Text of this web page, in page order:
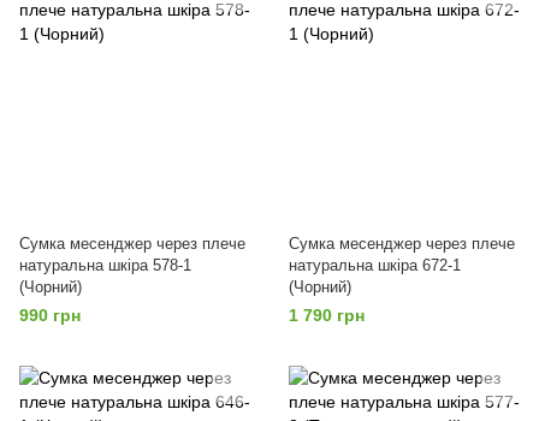
Сумка месенджер через плече
натуральна шкіра 578-1
(Чорний)
990 грн
Сумка месенджер через плече
натуральна шкіра 672-1
(Чорний)
1 790 грн